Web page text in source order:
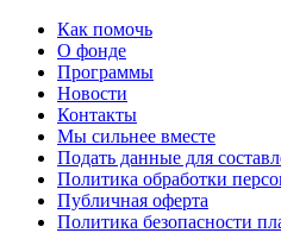
Как помочь
О фонде
Программы
Новости
Контакты
Мы сильнее вместе
Подать данные для
Политика обработки
Публичная оферта
Политика безопасности